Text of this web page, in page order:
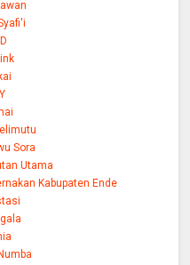
Sora
Utama
Kabupaten Ende